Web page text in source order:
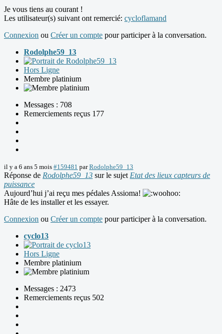
Je vous tiens au courant !
Les utilisateur(s) suivant ont remercié: cycloflamand
Connexion ou Créer un compte pour participer à la conversation.
Rodolphe59_13
Hors Ligne
Membre platinium
Messages : 708
Remerciements reçus 177
il y a 6 ans 5 mois #159481 parRodolphe59_13
Réponse de Rodolphe59_13 sur le sujet Etat des lieux capteurs de
puissance
Aujourd’hui j’ai reçu mes pédales Assioma!
Hâte de les installer et les essayer.
Connexion ou Créer un compte pour participer à la conversation.
cyclo13
Hors Ligne
Membre platinium
Messages : 2473
Remerciements reçus 502